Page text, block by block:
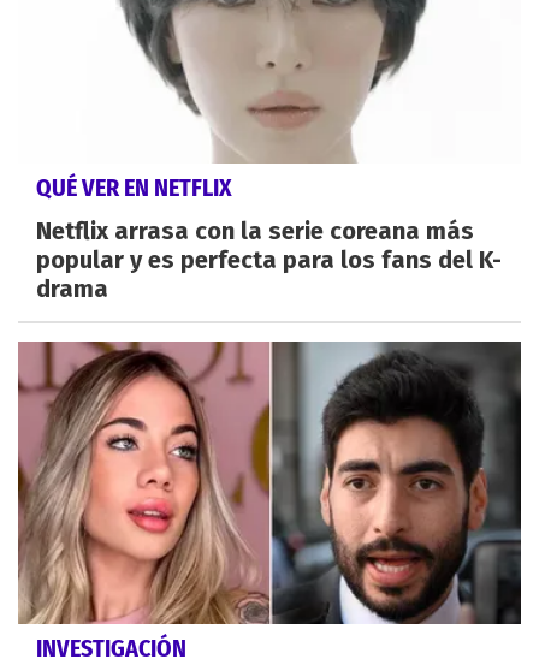
QUÉ VER EN NETFLIX
Netflix arrasa con la serie coreana más
popular y es perfecta para los fans del K-
drama
INVESTIGACIÓN